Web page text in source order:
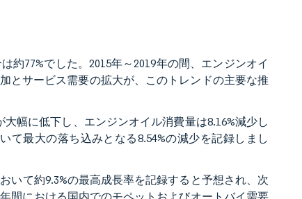
約77%でした。2015年～2019年の間、エンジンオイ
とサービス需要の拡大が、このトレンドの主要な推
幅に低下し、エンジンオイル消費量は8.16%減少し
て最大の落ち込みとなる8.54%の減少を記録しまし
いて約9.3%の最高成長率を記録すると予想され、次